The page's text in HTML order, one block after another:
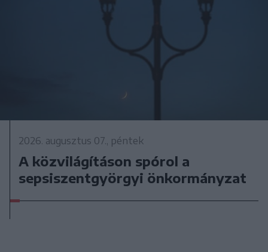
2026. augusztus 07., péntek
A közvilágításon spórol a
sepsiszentgyörgyi önkormányzat